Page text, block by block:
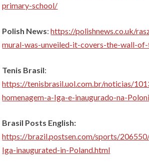
primary-school/
Polish News:https://polishnews.co.uk/
mural-was-unveiled-it-covers-the-wall-
Tenis Brasil:
https://tenisbrasil.uol.com.br/noticias/
homenagem-a-Iga-e-inaugurado-na-
Brasil Posts English:
https://brazil.postsen.com/sports/
Iga-inaugurated-in-Poland.html